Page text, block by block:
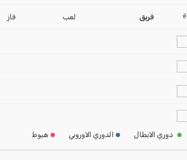
# فريق لعب فاز
دوري الابطال الدوري الاوروبي هبوط